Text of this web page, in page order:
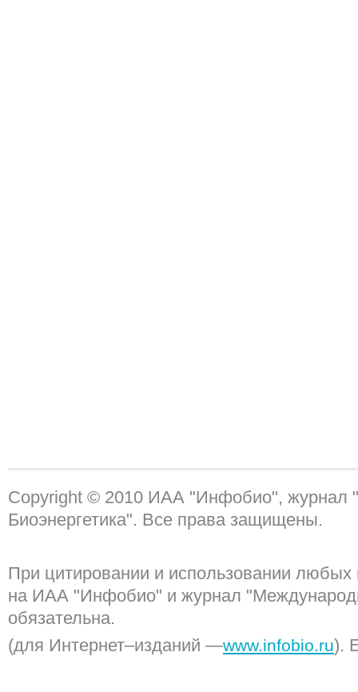
Copyright © 2010 ИАА "Инфобио", журнал
Биоэнергетика". Все права защищены.
При цитировании и использовании любых
на ИАА "Инфобио" и журнал
обязательна.
(для Интернет–изданий —www.infobio.ru).